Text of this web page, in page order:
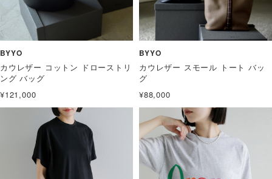
BYYO
カウレザー コットン ドローストリ
ング バッグ
¥121,000
BYYO
カウレザー スモール トート バッ
グ
¥88,000